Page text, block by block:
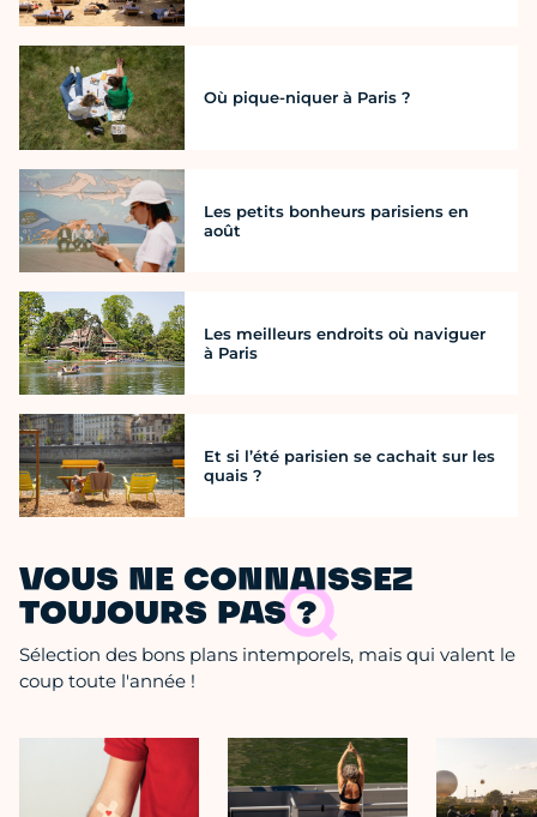
Où pique-niquer à Paris ?
Les petits bonheurs parisiens en
août
Les meilleurs endroits où naviguer
à Paris
Et si l’été parisien se cachait sur les
quais ?
VOUS NE CONNAISSEZ
TOUJOURS PAS ?
Sélection des bons plans intemporels, mais qui valent le
coup toute l'année !